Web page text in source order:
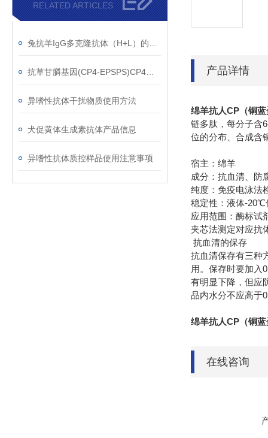
RELATED ARTICLES
异嗜性抗体干扰物质使用方法
犬促黄体生成素抗体产品信息
异嗜性抗体质控样品使用注意事项
产品详情
绵羊抗人CP（铜
链多肽，每分子含
位的分布、合成含
宿主：绵羊
成分：抗血清、防
纯度：免疫电泳法
稳定性：液体-20℃
应用范围：酶标试
夹芯法测定对应抗
抗血清的保存
抗血清保存有三种
用。保存时要加入
有明显下降，但应
品内水分不应高于
绵羊抗人CP（铜
在线咨询